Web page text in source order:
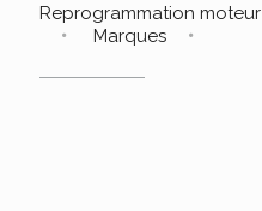
Reprogrammation moteur
Marques